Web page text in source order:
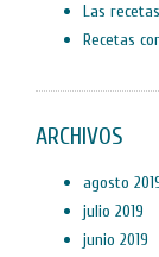
Las
Recetas
ARCHIVOS
agosto
julio 2019
junio 2019